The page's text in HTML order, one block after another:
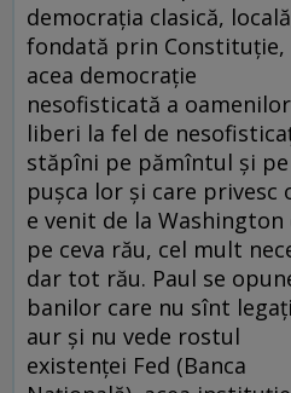
democraţia clasică,
fondată prin Constituţie,
acea democraţie
nesofisticată a oamenilor
liberi la fel de
stăpîni pe pămîntul şi pe
puşca lor şi care privesc
e venit de la Washington
pe ceva rău, cel mult
dar tot rău. Paul se
banilor care nu sînt
aur şi nu vede rostul
existenţei Fed (Banca